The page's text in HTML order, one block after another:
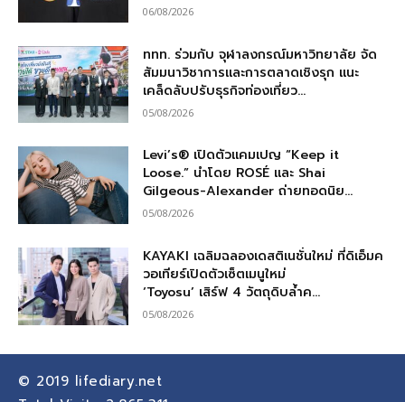
06/08/2026
ททท. ร่วมกับ จุฬาลงกรณ์มหาวิทยาลัย จัด
สัมมนาวิชาการและการตลาดเชิงรุก แนะ
เคล็ดลับปรับธุรกิจท่องเที่ยว...
05/08/2026
Levi’s® เปิดตัวแคมเปญ “Keep it
Loose.” นำโดย ROSÉ และ Shai
Gilgeous-Alexander ถ่ายทอดนิย...
05/08/2026
KAYAKI เฉลิมฉลองเดสติเนชั่นใหม่ ที่ดิเอ็มค
วอเทียร์เปิดตัวเซ็ตเมนูใหม่
‘Toyosu’ เสิร์ฟ 4 วัตถุดิบล้ำค...
05/08/2026
© 2019 lifediary.net